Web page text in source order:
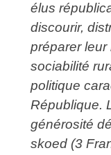
élus
discourir,
préparer leur
sociabilité
politique
République.
générosité
skoed (3